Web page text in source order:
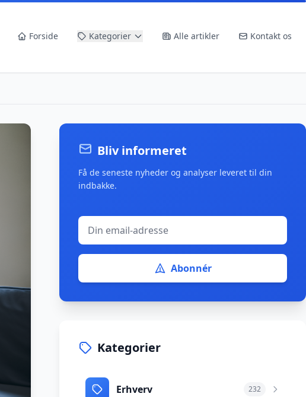
Forside Kategorier Alle artikler Kontakt os
Bliv informeret
Få de seneste nyheder og analyser leveret til din
indbakke.
Abonnér
Kategorier
Erhverv 232